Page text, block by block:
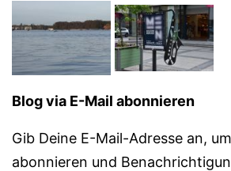
Blog via E-Mail abonnieren
Gib Deine E-Mail-Adresse an,
abonnieren und